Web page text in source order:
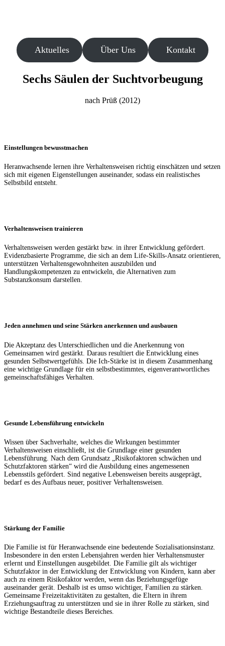
Aktuelles Über Uns Kontakt
Sechs Säulen der Suchtvorbeugung
nach Prüß (2012)
Einstellungen bewusstmachen
Heranwachsende lernen ihre Verhaltensweisen richtig einschätzen und setzen
sich mit eigenen Eigenstellungen auseinander, sodass ein realistisches
Selbstbild entsteht.
Verhaltensweisen trainieren
Verhaltensweisen werden gestärkt bzw. in ihrer Entwicklung gefördert.
Evidenzbasierte Programme, die sich an dem Life-Skills-Ansatz orientieren,
unterstützen Verhaltensgewohnheiten auszubilden und
Handlungskompetenzen zu entwickeln, die Alternativen zum
Substanzkonsum darstellen.
Jeden annehmen und seine Stärken anerkennen und ausbauen
Die Akzeptanz des Unterschiedlichen und die Anerkennung von
Gemeinsamen wird gestärkt. Daraus resultiert die Entwicklung eines
gesunden Selbstwertgefühls. Die Ich-Stärke ist in diesem Zusammenhang
eine wichtige Grundlage für ein selbstbestimmtes, eigenverantwortliches
gemeinschaftsfähiges Verhalten.
Gesunde Lebensführung entwickeln
Wissen über Sachverhalte, welches die Wirkungen bestimmter
Verhaltensweisen einschließt, ist die Grundlage einer gesunden
Lebensführung. Nach dem Grundsatz „Risikofaktoren schwächen und
Schutzfaktoren stärken“ wird die Ausbildung eines angemessenen
Lebensstils gefördert. Sind negative Lebensweisen bereits ausgeprägt,
bedarf es des Aufbaus neuer, positiver Verhaltensweisen.
Stärkung der Familie
Die Familie ist für Heranwachsende eine bedeutende Sozialisationsinstanz.
Insbesondere in den ersten Lebensjahren werden hier Verhaltensmuster
erlernt und Einstellungen ausgebildet. Die Familie gilt als wichtiger
Schutzfaktor in der Entwicklung der Entwicklung von Kindern, kann aber
auch zu einem Risikofaktor werden, wenn das Beziehungsgefüge
auseinander gerät. Deshalb ist es umso wichtiger, Familien zu stärken.
Gemeinsame Freizeitaktivitäten zu gestalten, die Eltern in ihrem
Erziehungsauftrag zu unterstützen und sie in ihrer Rolle zu stärken, sind
wichtige Bestandteile dieses Bereiches.